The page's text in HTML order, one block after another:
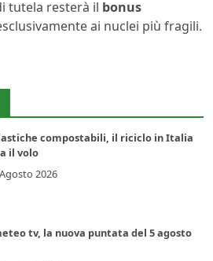
tutela resterà il bonus
ai nuclei più fragili.
compostabili, il riciclo in Italia
il volo
2026
tv, la nuova puntata del 5 agosto